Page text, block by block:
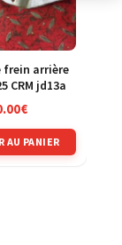
frein arrière
CRM jd13a
€
AU PANIER